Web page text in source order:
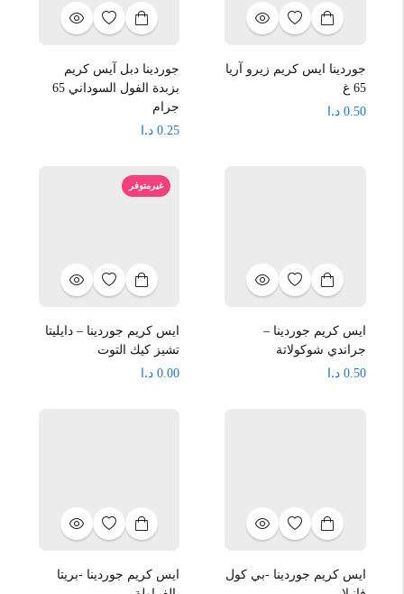
جوردينا ايس كريم زيرو آريا
65 غ
0.50 د.ا
جوردينا دبل آيس كريم
بزبدة الفول السوداني 65
جرام
0.25 د.ا
ايس كريم جوردينا –
جراندي شوكولاتة
0.50 د.ا
غيرمتوفر
ايس كريم جوردينا – دايليتا
تشيز كيك التوت
0.00 د.ا
ايس كريم جوردينا -بي كول
ايس كريم جوردينا -بريتا